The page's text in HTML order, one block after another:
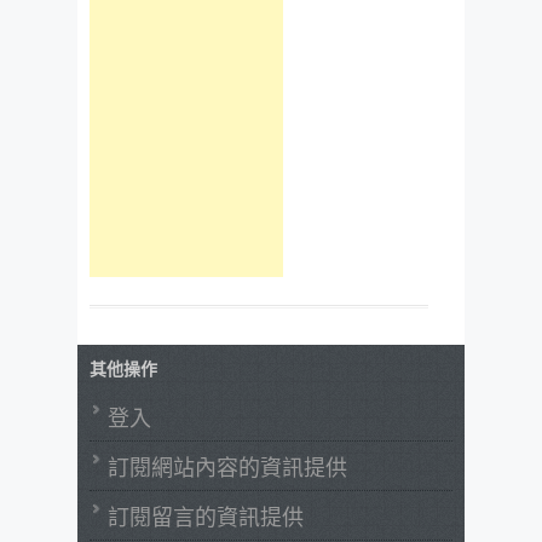
其他操作
登入
訂閱網站內容的資訊提供
訂閱留言的資訊提供